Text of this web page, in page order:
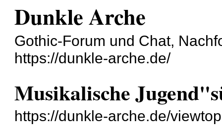
Dunkle Arche
Gothic-Forum und Chat,
https://dunkle-arche.de/
Musikalische
https://dunkle-arche.de/